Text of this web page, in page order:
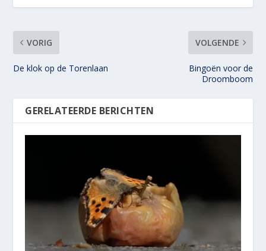
VORIG
De klok op de Torenlaan
VOLGENDE
Bingoën voor de
Droomboom
GERELATEERDE BERICHTEN